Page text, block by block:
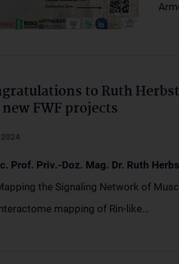
to Ruth
FWF projects
Prof. Priv.-Doz. Mag. Dr. Ruth
the Signaling Network of
mapping of Rin-like…